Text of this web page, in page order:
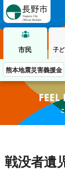
市民 子
熊本地震災害義援金
こ
戦没者遺